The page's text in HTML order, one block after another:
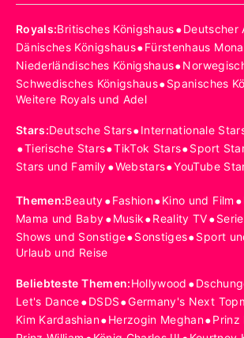
Royals:Britisches Königshaus•Deutscher
Dänisches Königshaus•Fürstenhaus
Niederländisches Königshaus•
Schwedisches Königshaus•Spanisches
Weitere Royals und Adel
Stars:Deutsche Stars•Internationale
•Tierische Stars•TikTok Stars•Sport
Stars und Family•Webstars•YouTube
Themen:Beauty•Fashion•Kino und Film •
Mama und Baby•Musik•Reality TV•
Shows und Sonstige•Sonstiges•Sport
Urlaub und Reise
Beliebteste Themen:Hollywood •
Let's Dance•DSDS•Germany's Next
Kim Kardashian•Herzogin Meghan•Prinz